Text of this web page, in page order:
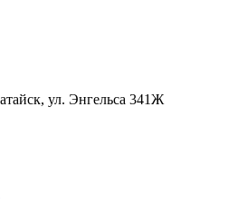
ул. Энгельса 341Ж